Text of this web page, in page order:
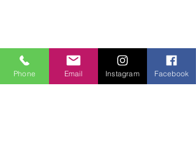
Phone Email Instagram Facebook